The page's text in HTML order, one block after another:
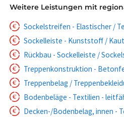
Weitere Leistungen mit
Sockelstreifen - Elastischer /
Sockelleiste - Kunststoff /
Rückbau - Sockelleiste /
Treppenkonstruktion -
Treppenbelag /
Bodenbeläge - Textilien -
Decken-/Bodenbelag, innen -